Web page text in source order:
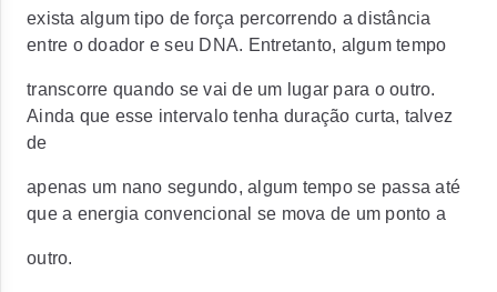
exista algum tipo de força percorrendo a distância
entre o doador e seu DNA. Entretanto, algum tempo
transcorre quando se vai de um lugar para o outro.
Ainda que esse intervalo tenha duração curta, talvez
de
apenas um nano segundo, algum tempo se passa até
que a energia convencional se mova de um ponto a
outro.